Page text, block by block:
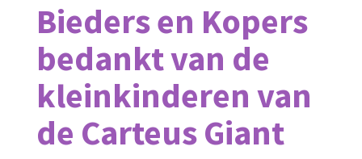
Bieders en Kopers
bedankt van de
kleinkinderen van
de Carteus Giant